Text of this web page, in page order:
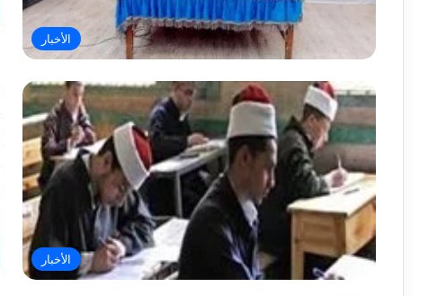
الأخبار
الأخبار